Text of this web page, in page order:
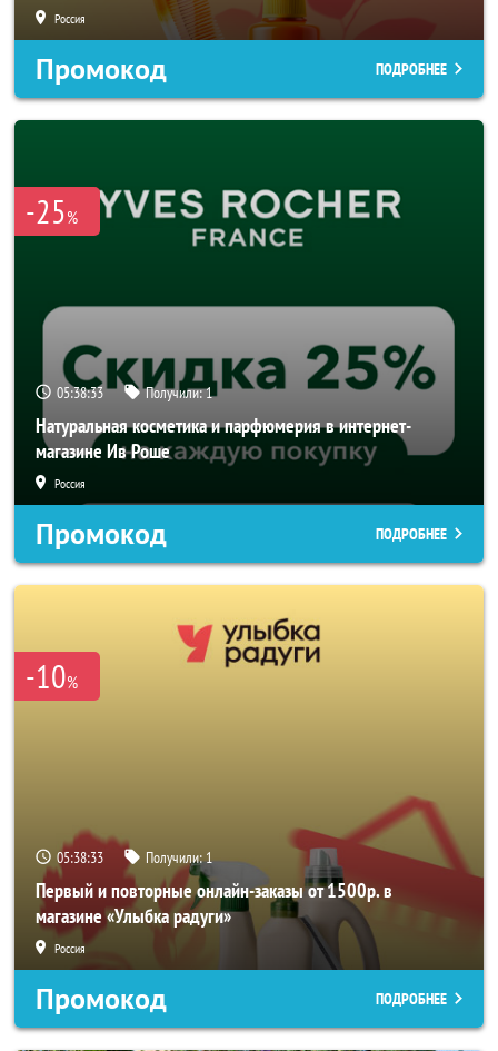
Россия
Промокод ПОДРОБНЕЕ
-25%
05:38:31 Получили:1
Натуральная косметика и парфюмерия в интернет-
магазине Ив Роше
Россия
Промокод ПОДРОБНЕЕ
-10%
05:38:31 Получили:1
Первый и повторные онлайн-заказы от 1500р. в
магазине «Улыбка радуги»
Россия
Промокод ПОДРОБНЕЕ